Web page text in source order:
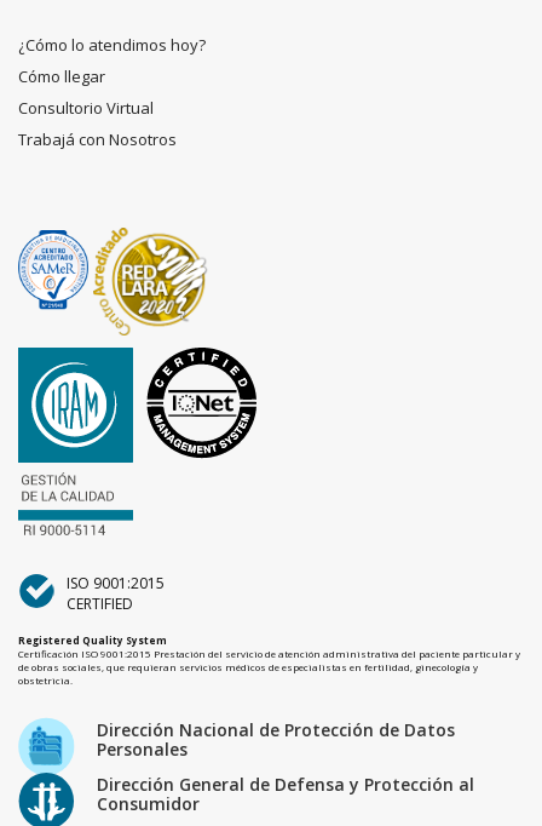
¿Cómo lo atendimos hoy?
Cómo llegar
Consultorio Virtual
Trabajá con Nosotros
ISO 9001:2015
CERTIFIED
Registered Quality System
Certificación ISO 9001:2015 Prestación del servicio de atención administrativa del paciente particular y
de obras sociales, que requieran servicios médicos de especialistas en fertilidad, ginecología y
obstetricia.
Dirección Nacional de Protección de Datos
Personales
Dirección General de Defensa y Protección al
Consumidor